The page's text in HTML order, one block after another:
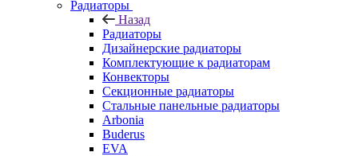
Радиаторы
Назад
Радиаторы
Дизайнерские радиаторы
Комплектующие к радиаторам
Конвекторы
Секционные радиаторы
Стальные панельные радиаторы
Arbonia
Buderus
EVA